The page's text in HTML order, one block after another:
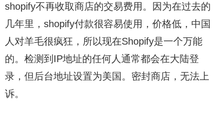
shopify不再收取商店的交易费用。因为在过去的
几年里，shopify付款很容易使用，价格低，中国
人对羊毛很疯狂，所以现在Shopify是一个万能
的。检测到IP地址的任何人通常都会在大陆登
录，但后台地址设置为美国。密封商店，无法上
诉。